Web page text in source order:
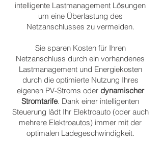
intelligente Lastmanagement Lösungen
um eine Überlastung des
Netzanschlusses zu vermeiden.
Sie sparen Kosten für Ihren
Netzanschluss durch ein vorhandenes
Lastmanagement und Energiekosten
durch die optimierte Nutzung Ihres
eigenen PV-Stroms oder dynamischer
Stromtarife. Dank einer intelligenten
Steuerung lädt Ihr Elektroauto (oder auch
mehrere Elektroautos) immer mit der
optimalen Ladegeschwindigkeit.